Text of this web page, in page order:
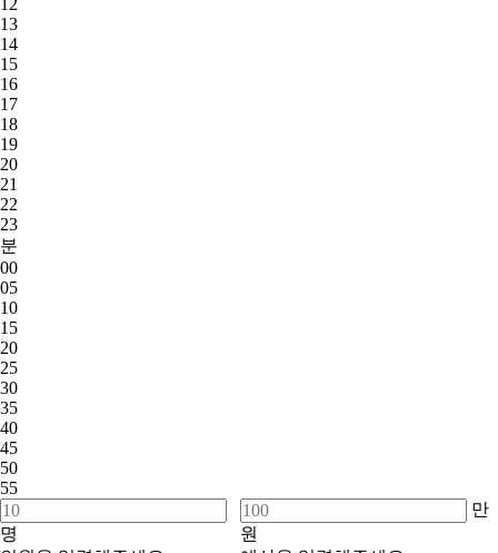
12
13
14
15
16
17
18
19
20
21
22
23
분
00
05
10
15
20
25
30
35
40
45
50
55
명
만
원